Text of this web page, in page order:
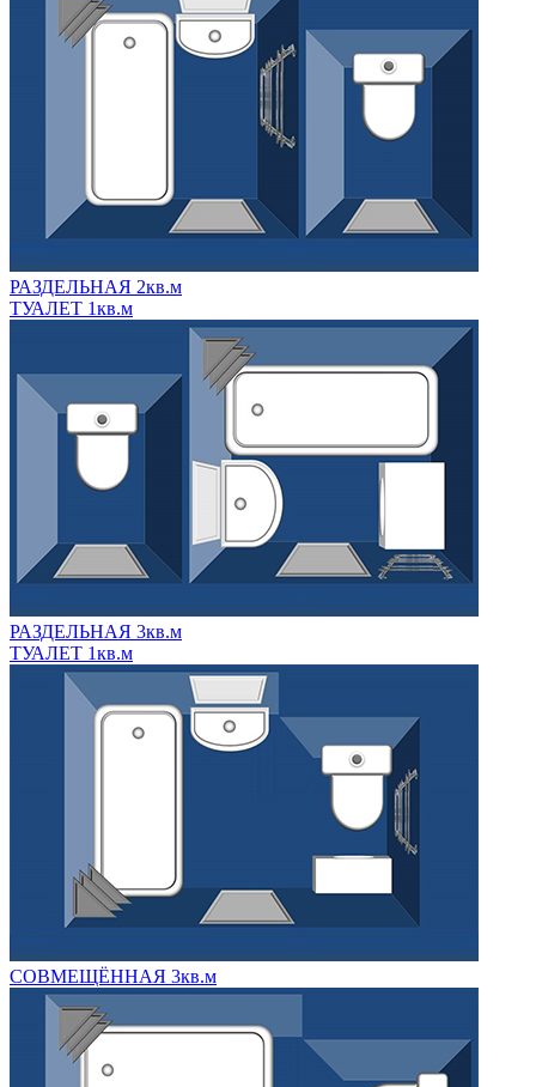
РАЗДЕЛЬНАЯ 2кв.м
ТУАЛЕТ 1кв.м
РАЗДЕЛЬНАЯ 3кв.м
ТУАЛЕТ 1кв.м
СОВМЕЩЁННАЯ 3кв.м